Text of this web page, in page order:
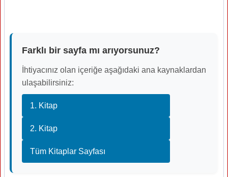
Farklı bir sayfa mı arıyorsunuz?
İhtiyacınız olan içeriğe aşağıdaki ana kaynaklardan
ulaşabilirsiniz:
1. Kitap
2. Kitap
Tüm Kitaplar Sayfası